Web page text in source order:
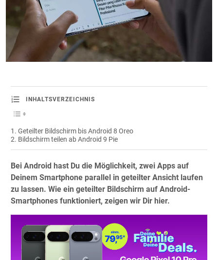
INHALTSVERZEICHNIS
Geteilter Bildschirm bis Android 8 Oreo
Bildschirm teilen ab Android 9 Pie
Bei Android hast Du die Möglichkeit, zwei Apps auf
Deinem Smartphone parallel in geteilter Ansicht laufen
zu lassen. Wie ein geteilter Bildschirm auf Android-
Smartphones funktioniert, zeigen wir Dir hier.